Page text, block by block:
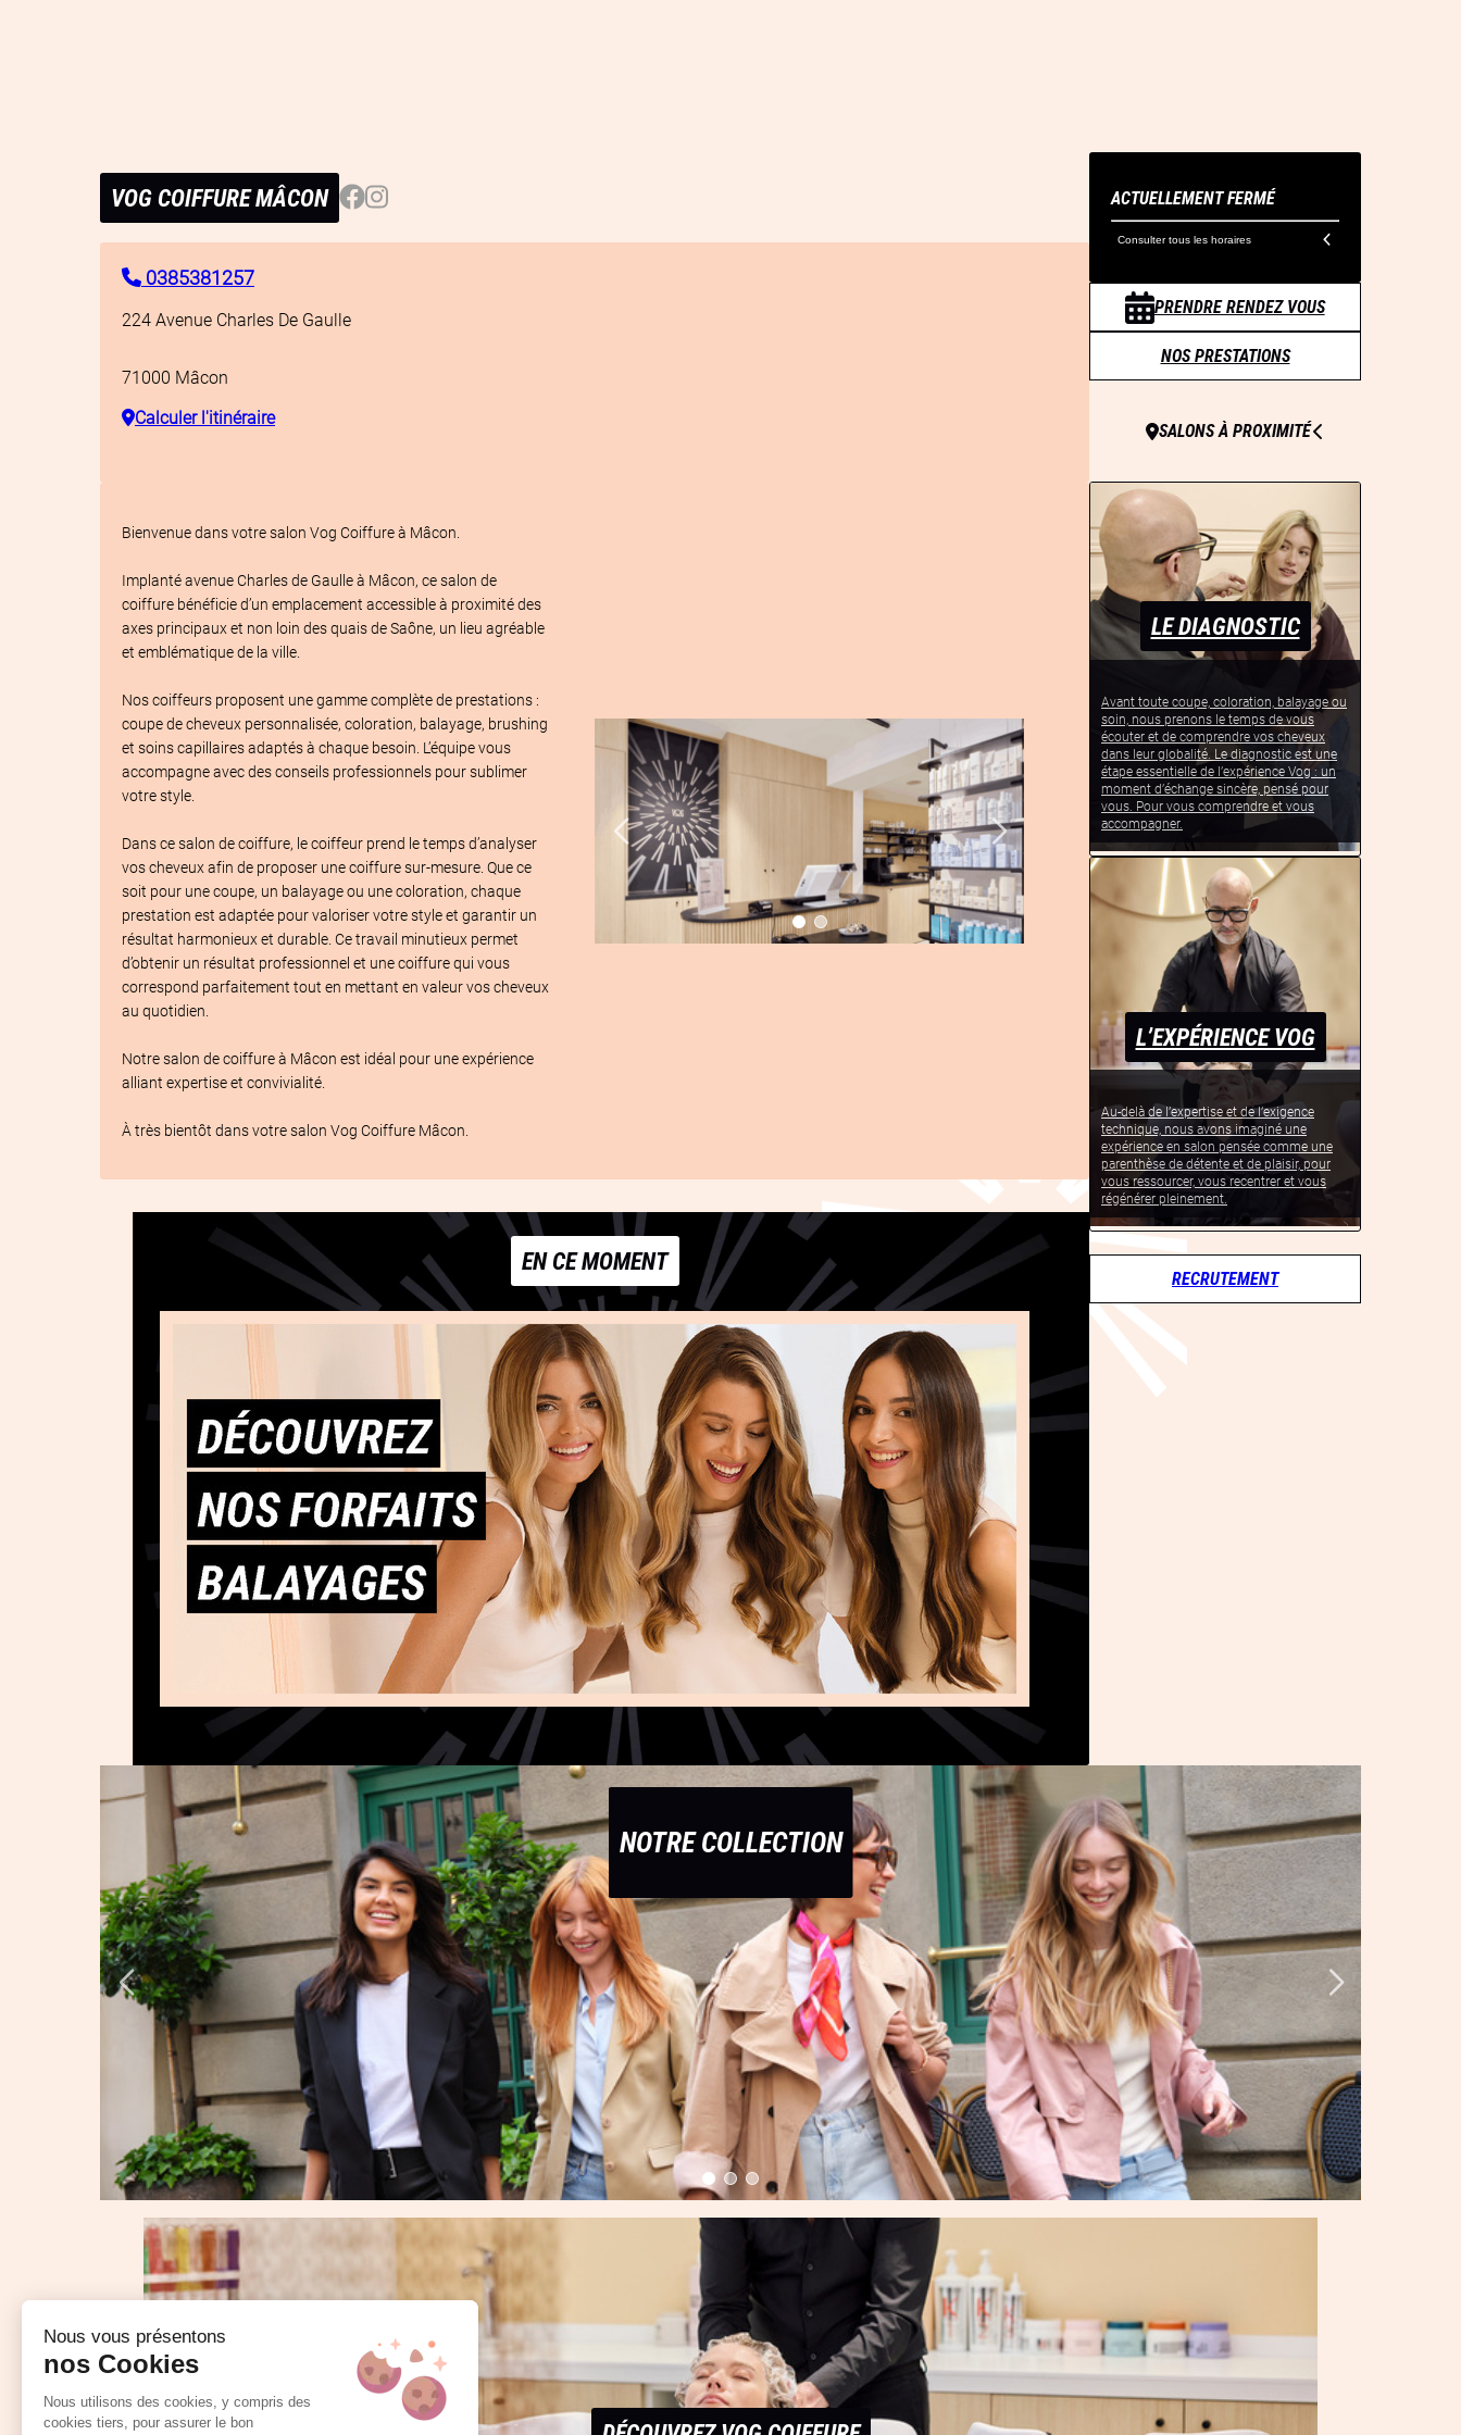
VOG COIFFURE MÂCON Facebook
Instagram
0385381257
224 Avenue Charles De Gaulle
71000 Mâcon
Calculer l'itinéraire
À propos du salon de coiffure
Bienvenue dans votre salon Vog Coiffure à Mâcon.
Implanté avenue Charles de Gaulle à Mâcon, ce salon de
coiffure bénéficie d’un emplacement accessible à proximité des
axes principaux et non loin des quais de Saône, un lieu agréable
et emblématique de la ville.
Nos coiffeurs proposent une gamme complète de prestations :
coupe de cheveux personnalisée, coloration, balayage, brushing
et soins capillaires adaptés à chaque besoin. L’équipe vous
accompagne avec des conseils professionnels pour sublimer
votre style.
Dans ce salon de coiffure, le coiffeur prend le temps d’analyser
vos cheveux afin de proposer une coiffure sur-mesure. Que ce
soit pour une coupe, un balayage ou une coloration, chaque
prestation est adaptée pour valoriser votre style et garantir un
résultat harmonieux et durable. Ce travail minutieux permet
d’obtenir un résultat professionnel et une coiffure qui vous
correspond parfaitement tout en mettant en valeur vos cheveux
au quotidien.
Notre salon de coiffure à Mâcon est idéal pour une expérience
alliant expertise et convivialité.
À très bientôt dans votre salon Vog Coiffure Mâcon.
EN CE MOMENT
ACTUELLEMENT FERMÉ
Consulter tous les horaires
PRENDRE RENDEZ VOUS
NOS PRESTATIONS
SALONS À PROXIMITÉ
LE DIAGNOSTIC
Avant toute coupe, coloration, balayage ou
soin, nous prenons le temps de vous
écouter et de comprendre vos cheveux
dans leur globalité. Le diagnostic est une
étape essentielle de l’expérience Vog : un
moment d’échange sincère, pensé pour
vous. Pour vous comprendre et vous
accompagner.
L’EXPÉRIENCE VOG
Au-delà de l’expertise et de l’exigence
technique, nous avons imaginé une
expérience en salon pensée comme une
parenthèse de détente et de plaisir, pour
vous ressourcer, vous recentrer et vous
régénérer pleinement.
RECRUTEMENT
NOTRE COLLECTION
Nous vous présentons
nos Cookies
Nous utilisons des cookies, y compris des
cookies tiers, pour assurer le bon